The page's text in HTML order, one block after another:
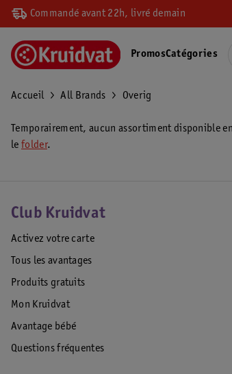
Commandé avant 22h, livré demain
PromosCatégories
Accueil All Brands Overig
Temporairement, aucun assortiment disponible
le folder.
Club Kruidvat
Activez votre carte
Tous les avantages
Produits gratuits
Mon Kruidvat
Avantage bébé
Questions fréquentes